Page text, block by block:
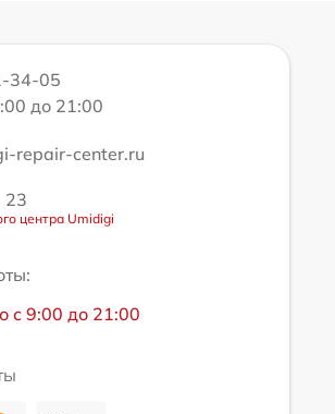
34-05
до 21:00
repair-center.ru
23
центра Umidigi
с 9:00 до 21:00